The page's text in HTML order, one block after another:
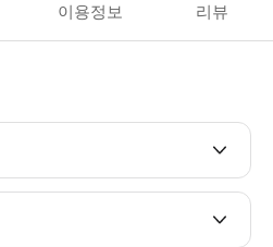
이용정보 리뷰